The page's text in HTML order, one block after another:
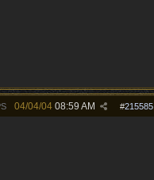
#215585
04/04/04 08:59 AM